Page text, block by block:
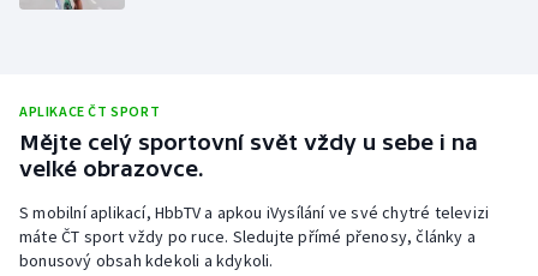
Rychlobruslení
Short track
APLIKACE ČT SPORT
Mějte celý sportovní svět vždy u sebe i na
velké obrazovce.
S mobilní aplikací, HbbTV a apkou iVysílání ve své chytré televizi
máte ČT sport vždy po ruce. Sledujte přímé přenosy, články a
bonusový obsah kdekoli a kdykoli.